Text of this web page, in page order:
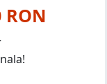
RON